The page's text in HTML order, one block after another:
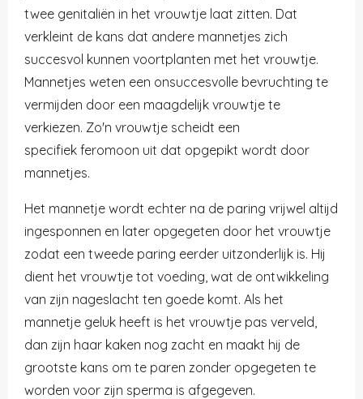
twee genitaliën in het vrouwtje laat zitten. Dat
verkleint de kans dat andere mannetjes zich
succesvol kunnen voortplanten met het vrouwtje.
Mannetjes weten een onsuccesvolle bevruchting te
vermijden door een maagdelijk vrouwtje te
verkiezen. Zo'n vrouwtje scheidt een
specifiek feromoon uit dat opgepikt wordt door
mannetjes.
Het mannetje wordt echter na de paring vrijwel altijd
ingesponnen en later opgegeten door het vrouwtje
zodat een tweede paring eerder uitzonderlijk is. Hij
dient het vrouwtje tot voeding, wat de ontwikkeling
van zijn nageslacht ten goede komt. Als het
mannetje geluk heeft is het vrouwtje pas verveld,
dan zijn haar kaken nog zacht en maakt hij de
grootste kans om te paren zonder opgegeten te
worden voor zijn sperma is afgegeven.